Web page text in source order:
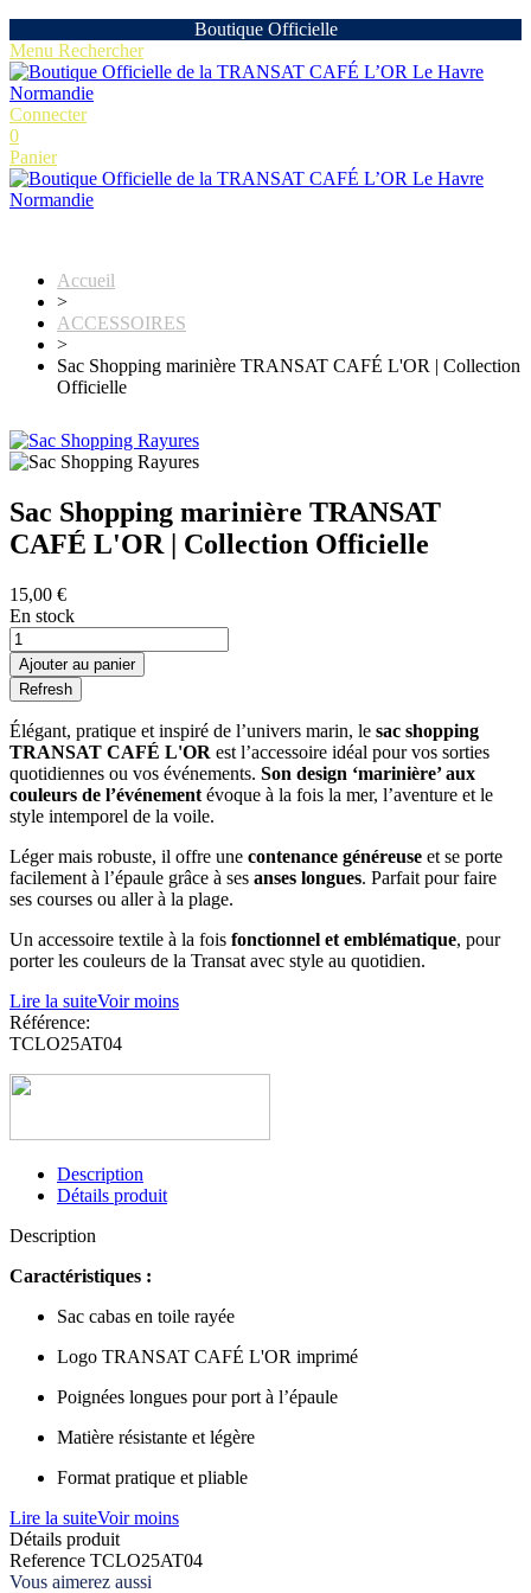
Boutique Officielle
Menu Rechercher
Connecter
0
Panier
Accueil
>
ACCESSOIRES
>
Sac Shopping marinière TRANSAT CAFÉ L'OR | Collection
Officielle
Sac Shopping marinière TRANSAT
CAFÉ L'OR | Collection Officielle
15,00 €
En stock
Ajouter au panier
Élégant, pratique et inspiré de l’univers marin, le sac shopping
TRANSAT CAFÉ L'OR est l’accessoire idéal pour vos sorties
quotidiennes ou vos événements. Son design ‘marinière’ aux
couleurs de l’événement évoque à la fois la mer, l’aventure et le
style intemporel de la voile.
Léger mais robuste, il offre une contenance généreuse et se porte
facilement à l’épaule grâce à ses anses longues. Parfait pour faire
ses courses ou aller à la plage.
Un accessoire textile à la fois fonctionnel et emblématique, pour
porter les couleurs de la Transat avec style au quotidien.
Lire la suiteVoir moins
Référence:
TCLO25AT04
Description
Détails produit
Description
Caractéristiques :
Sac cabas en toile rayée
Logo TRANSAT CAFÉ L'OR imprimé
Poignées longues pour port à l’épaule
Matière résistante et légère
Format pratique et pliable
Lire la suiteVoir moins
Détails produit
Reference TCLO25AT04
Vous aimerez aussi